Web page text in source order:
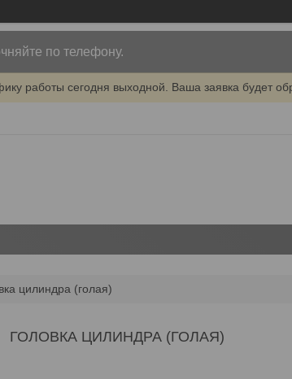
по телефону.
работы сегодня выходной. Ваша заявка будет
цилиндра (голая)
ГОЛОВКА ЦИЛИНДРА (ГОЛАЯ)